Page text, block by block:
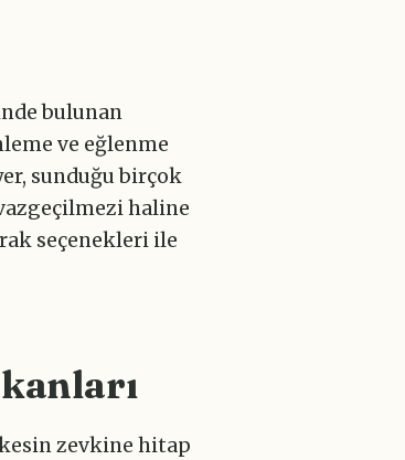
bulunan
ve eğlenme
sunduğu birçok
haline
seçenekleri ile
zevkine hitap